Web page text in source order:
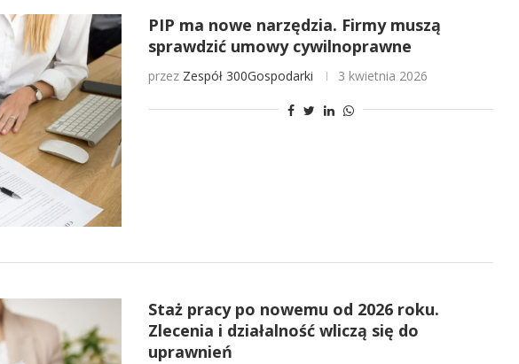
PIP ma nowe narzędzia. Firmy muszą
sprawdzić umowy cywilnoprawne
przez Zespół 300Gospodarki 3 kwietnia 2026
Staż pracy po nowemu od 2026 roku.
Zlecenia i działalność wliczą się do
uprawnień